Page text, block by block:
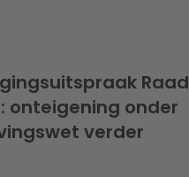
Raad
onteigening onder
verder